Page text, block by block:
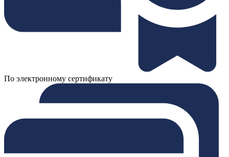
По электронному сертификату